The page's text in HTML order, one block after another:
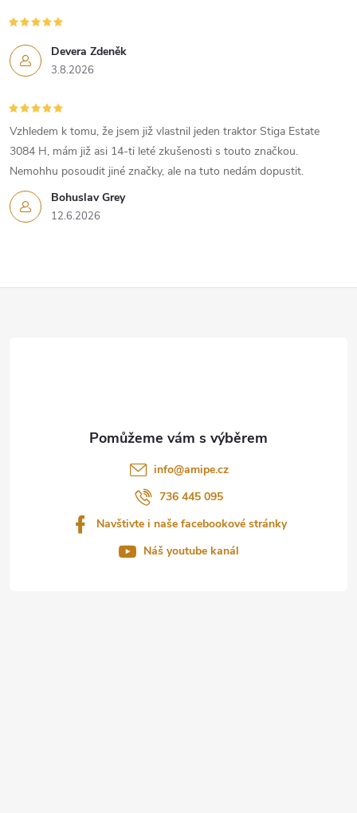
Devera Zdeněk
3.8.2026
Bohuslav Grey
12.6.2026
Vzhledem k tomu, že jsem již vlastnil jeden traktor Stiga Estate
3084 H, mám již asi 14-ti leté zkušenosti s touto značkou.
Nemohhu posoudit jiné značky, ale na tuto nedám dopustit.
info@amipe.cz
736 445 095
Navštivte i naše facebookové stránky
Náš youtube kanál